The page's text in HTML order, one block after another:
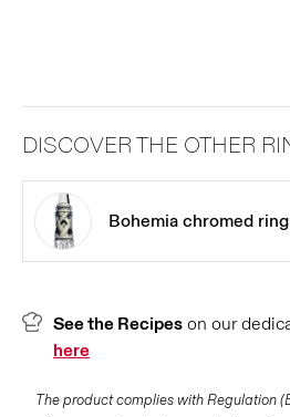
DISCOVER THE OTHER
Bohemia chromed ring
See the Recipes on our
here
The product complies with Regulation